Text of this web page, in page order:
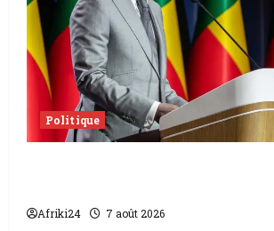
Politique
Afriki24 7 août 2026